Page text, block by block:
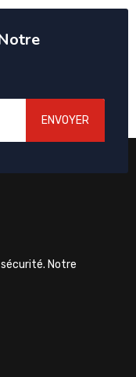
ENVOYER
Notre